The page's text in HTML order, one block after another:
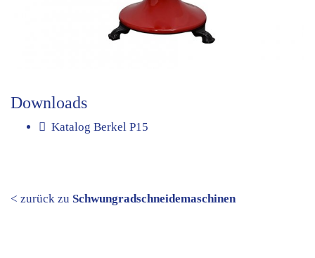
Downloads
Katalog Berkel P15
< zurück zu Schwungradschneidemaschinen